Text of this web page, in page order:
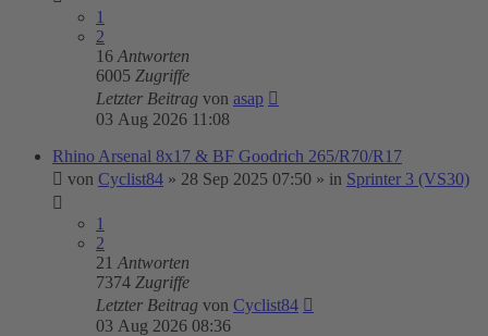
1
2
16 Antworten
6005 Zugriffe
Letzter Beitrag von asap
03 Aug 2026 11:08
Rhino Arsenal 8x17 & BF Goodrich 265/R70/R17
von Cyclist84 » 28 Sep 2025 07:50 » in Sprinter 3 (VS30)
1
2
21 Antworten
7374 Zugriffe
Letzter Beitrag von Cyclist84
03 Aug 2026 08:36